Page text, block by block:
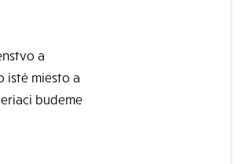
a
isté miesto a
budeme